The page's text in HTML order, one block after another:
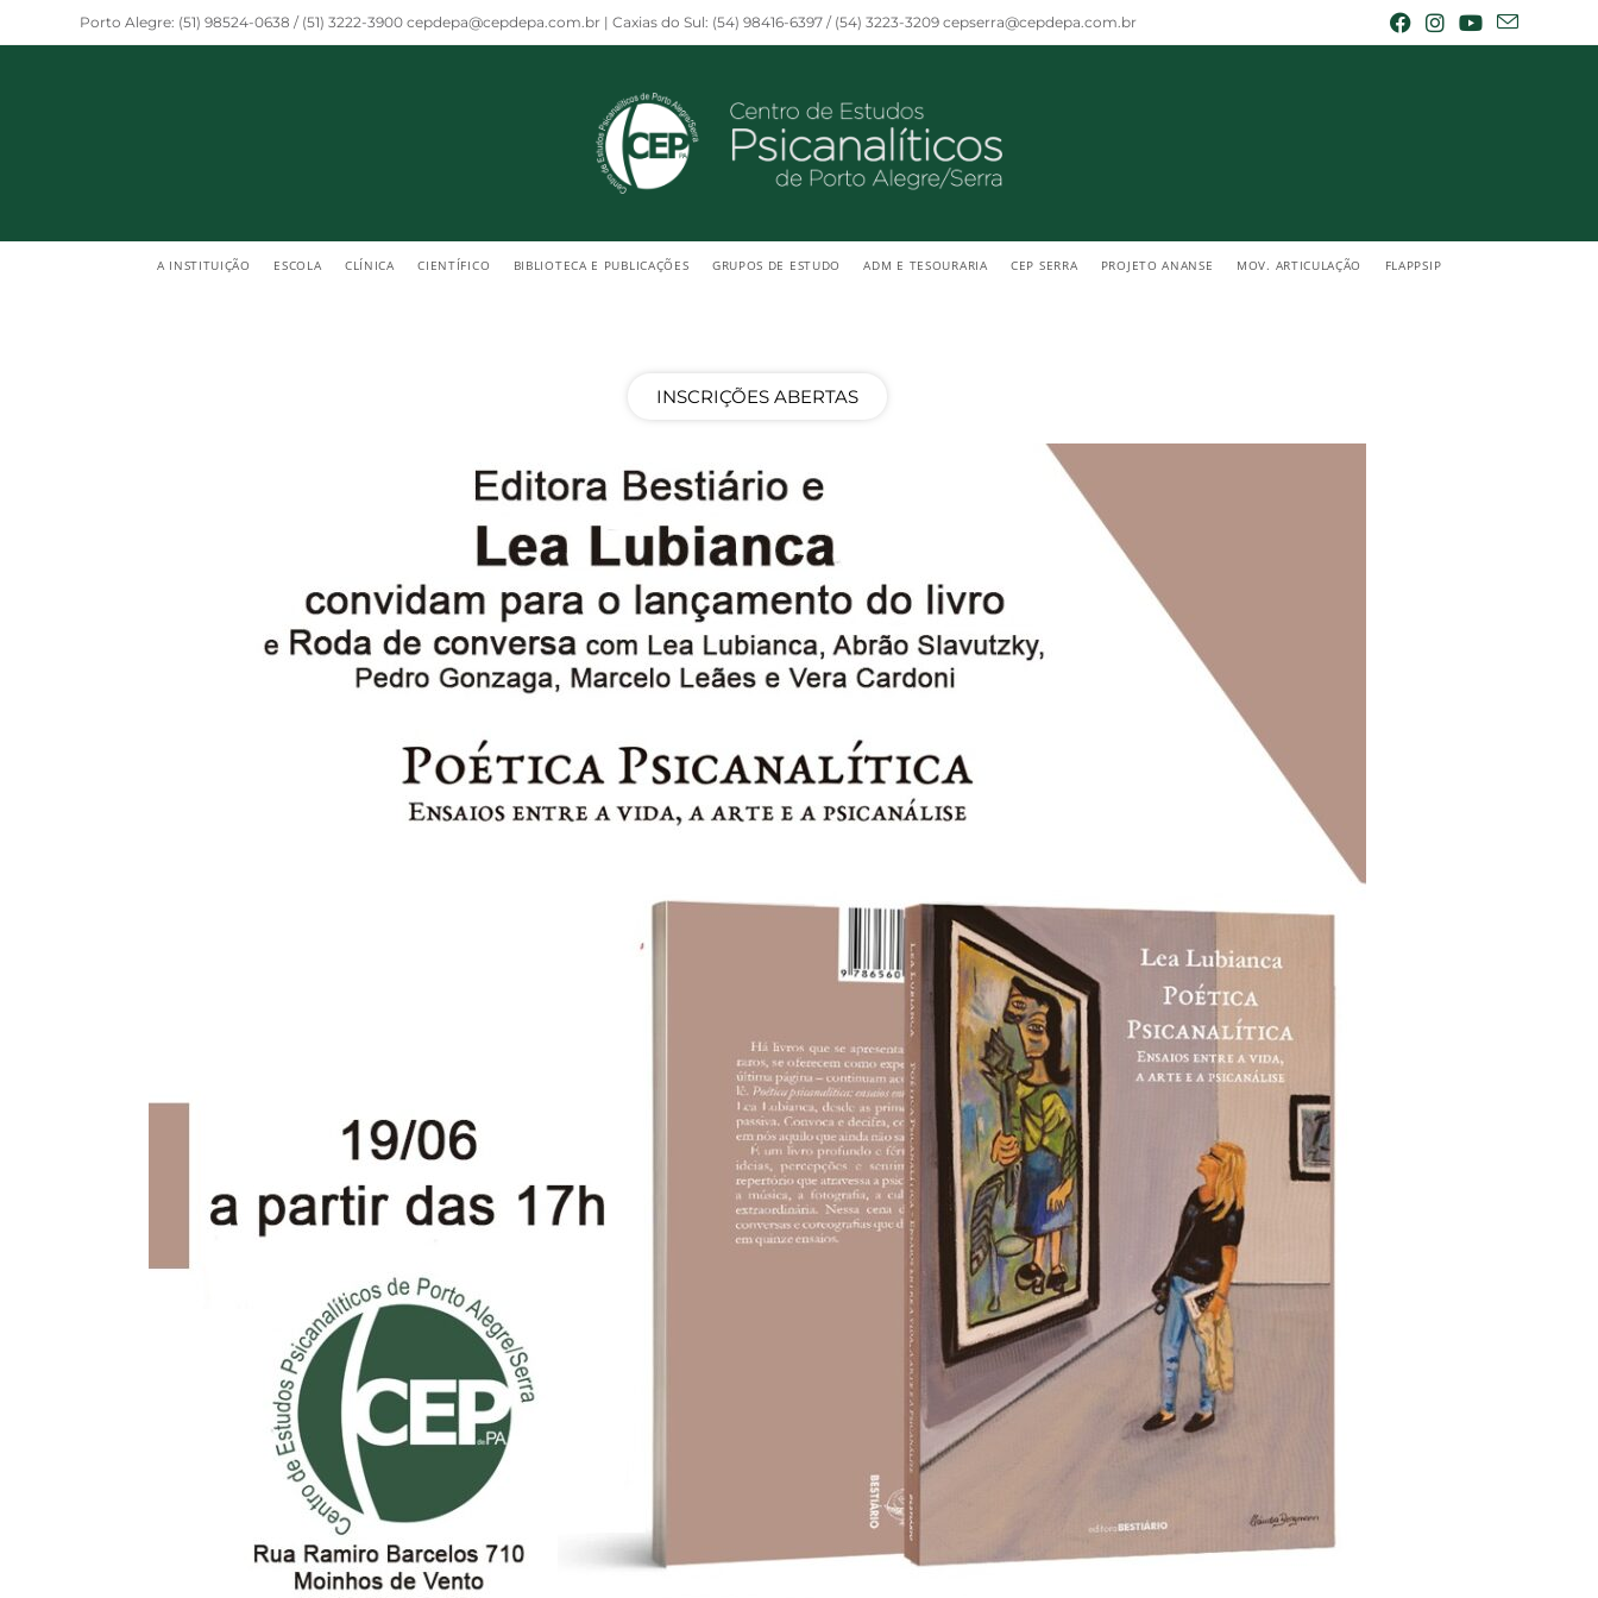
Porto Alegre: (51) 98524-0638 / (51) 3222-3900 cepdepa@cepdepa.com.br | Caxias do Sul: (54) 98416-6397 / (54) 3223-3209 cepserra@cepdepa.com.br
A INSTITUIÇÃO ESCOLA CLÍNICA CIENTÍFICO BIBLIOTECA E PUBLICAÇÕES GRUPOS DE ESTUDO ADM E TESOURARIA CEP SERRA PROJETO ANANSE MOV. ARTICULAÇÃO FLAPPSIP
INSCRIÇÕES ABERTAS